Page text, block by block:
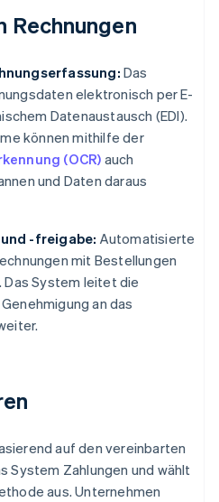
Rechnungen
Das
elektronisch per E-
Datenaustausch (EDI).
können mithilfe der
(OCR) auch
und Daten daraus
-freigabe: Automatisierte
mit Bestellungen
System leitet die
an das
auf den vereinbarten
System Zahlungen und wählt
aus. Unternehmen